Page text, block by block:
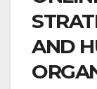
AND